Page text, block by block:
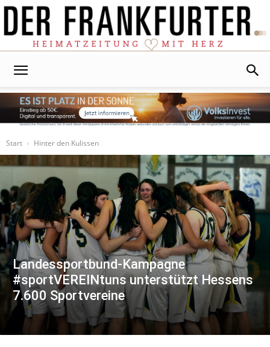
Start
Hinter den Kulissen
Landessportbund-Kampagne
#sportVEREINtuns unterstützt Hessens
7.600 Sportvereine